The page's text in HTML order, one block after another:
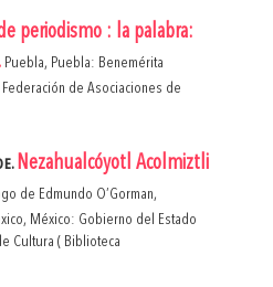
periodismo : la palabra:
Puebla, Puebla: Benemérita
de Asociaciones de
Nezahualcóyotl Acolmiztli
de Edmundo O’Gorman,
México: Gobierno del Estado
Cultura ( Biblioteca